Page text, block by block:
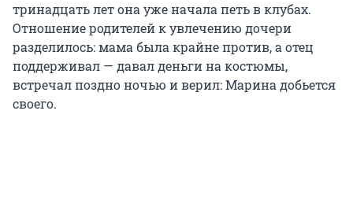
тринадцать лет она уже начала петь в клубах.
Отношение родителей к увлечению дочери
разделилось: мама была крайне против, а отец
поддерживал — давал деньги на костюмы,
встречал поздно ночью и верил: Марина добьется
своего.